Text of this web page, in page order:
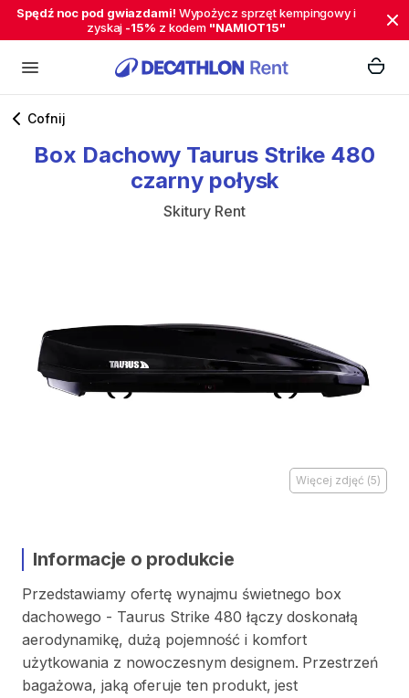
Spędź noc pod gwiazdami! Wypożycz sprzęt kempingowy i
zyskaj -15% z kodem "NAMIOT15"
Cofnij
Box Dachowy Taurus Strike 480
czarny połysk
Skitury Rent
Więcej zdjęć (5)
Informacje o produkcie
Przedstawiamy ofertę wynajmu świetnego box
dachowego - Taurus Strike 480 łączy doskonałą
aerodynamikę​,​ dużą pojemność i komfort
użytkowania z nowoczesnym designem. Przestrzeń
bagażowa​,​ jaką oferuje ten produkt​,​ jest